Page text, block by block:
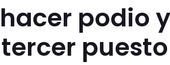
podio
puesto